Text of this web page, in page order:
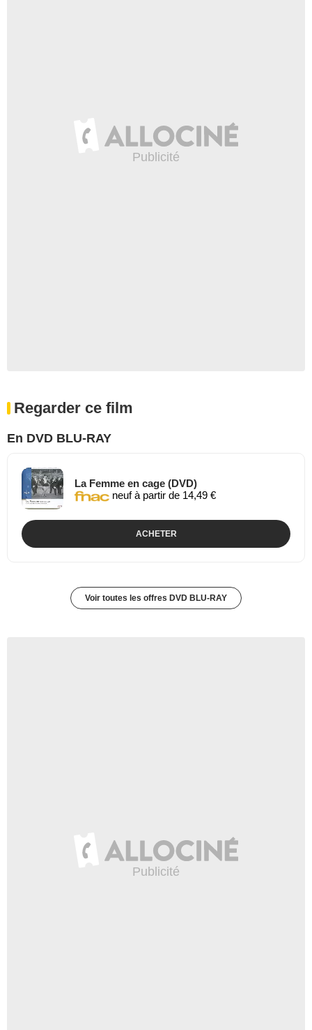
Regarder ce film
En DVD BLU-RAY
La Femme en cage (DVD)
neuf à partir de 14,49 €
ACHETER
Voir toutes les offres DVD BLU-RAY